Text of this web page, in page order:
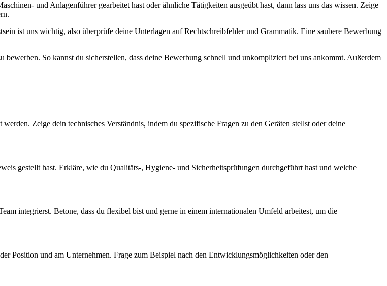
und Anlagenführer gearbeitet hast oder ähnliche Tätigkeiten ausgeübt hast, dann lass uns das wissen. Zeige
ist uns wichtig, also überprüfe deine Unterlagen auf Rechtschreibfehler und Grammatik. Eine saubere Bewerbung
bewerben. So kannst du sicherstellen, dass deine Bewerbung schnell und unkompliziert bei uns ankommt. Außerdem
Zeige dein technisches Verständnis, indem du spezifische Fragen zu den Geräten stellst oder deine
gestellt hast. Erkläre, wie du Qualitäts-, Hygiene- und Sicherheitsprüfungen durchgeführt hast und welche
integrierst. Betone, dass du flexibel bist und gerne in einem internationalen Umfeld arbeitest, um die
Position und am Unternehmen. Frage zum Beispiel nach den Entwicklungsmöglichkeiten oder den